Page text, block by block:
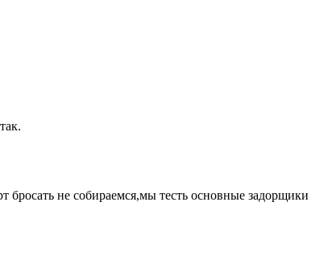
не собираемся,мы тесть основные задорщики